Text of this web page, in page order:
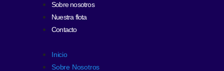
Sobre nosotros
Nuestra flota
Contacto
Inicio
Sobre Nosotros